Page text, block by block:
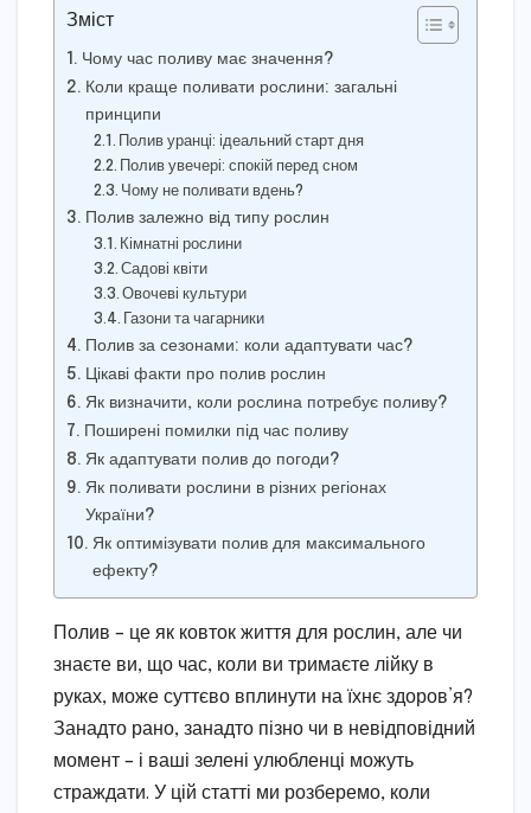
Зміст
Чому час поливу має значення?
Коли краще поливати рослини: загальні
принципи
Полив уранці: ідеальний старт дня
Полив увечері: спокій перед сном
Чому не поливати вдень?
Полив залежно від типу рослин
Кімнатні рослини
Садові квіти
Овочеві культури
Газони та чагарники
Полив за сезонами: коли адаптувати час?
Цікаві факти про полив рослин
Як визначити, коли рослина потребує поливу?
Поширені помилки під час поливу
Як адаптувати полив до погоди?
Як поливати рослини в різних регіонах
України?
Як оптимізувати полив для максимального
ефекту?
Полив – це як ковток життя для рослин, але чи
знаєте ви, що час, коли ви тримаєте лійку в
руках, може суттєво вплинути на їхнє здоров’я?
Занадто рано, занадто пізно чи в невідповідний
момент – і ваші зелені улюбленці можуть
страждати. У цій статті ми розберемо, коли